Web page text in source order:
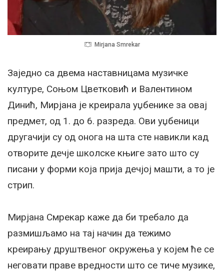
Mirjana Smrekar
Заједно са двема наставницама музичке
културе, Соњом Цветковић и Валентином
Динић, Мирјана је креирала уџбенике за овај
предмет, од 1. до 6. разреда. Ови уџбеници
другачији су од онога на шта сте навикли кад
отворите дечје школске књиге зато што су
писани у форми која прија дечјој машти, а то је
стрип.
Мирјана Смрекар каже да би требало да
размишљамо на тај начин да тежимо
креирању друштвеног окружења у којем ће се
неговати праве вредности што се тиче музике,